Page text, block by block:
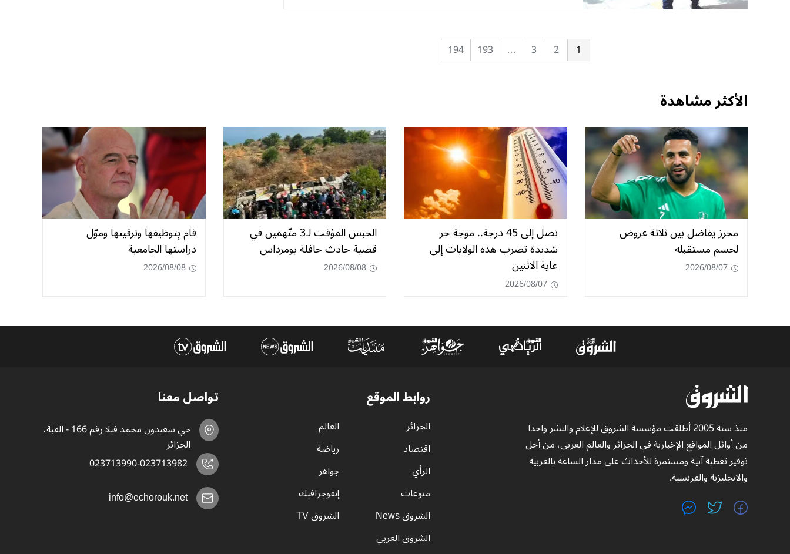
1
2
3
…
193
194
الأكثر مشاهدة
محرز يفاضل بين ثلاثة عروض
لحسم مستقبله
2026/08/07
تصل إلى 45 درجة.. موجة حر
شديدة تضرب هذه الولايات إلى
غاية الاثنين
2026/08/07
الحبس المؤقت لـ3 متّهمين في
قضية حادث حافلة بومرداس
2026/08/08
قام بِتوظيفها وترقيتها وموّل
دراستها الجامعية
2026/08/08
منذ سنة 2005 أطلقت مؤسسة الشروق للإعلام والنشر واحدا
من أوائل المواقع الإخبارية في الجزائر والعالم العربي، من أجل
توفير تغطية آنية ومستمرة للأحداث على مدار الساعة بالعربية
والانجليزية والفرنسية.
روابط الموقع
الجزائر
العالم
اقتصاد
رياضة
الرأي
جواهر
منوعات
إنفوجرافيك
الشروق News
الشروق TV
الشروق العربي
تواصل معنا
حي سعيدون محمد فيلا رقم 166 - القبة،
الجزائر
023713990-023713982
info@echorouk.net